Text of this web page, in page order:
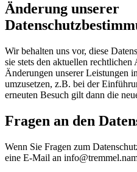
Änderung unserer
Wir behalten uns vor, diese
sie stets den aktuellen
Änderungen unserer Leistungen
umzusetzen, z.B. bei der
erneuten Besuch gilt dann die
Fragen an den
Wenn Sie Fragen zum
eine E-Mail an